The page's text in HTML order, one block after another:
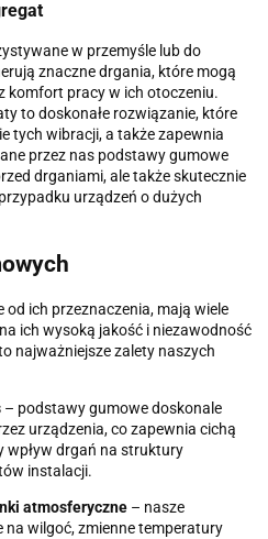
w przemyśle lub do
znaczne drgania, które mogą
komfort pracy w ich otoczeniu.
to doskonałe rozwiązanie, które
tych wibracji, a także zapewnia
przez nas podstawy gumowe
drganiami, ale także skutecznie
urządzeń o dużych
od ich przeznaczenia, mają wiele
ich wysoką jakość i niezawodność
najważniejsze zalety naszych
– podstawy gumowe doskonale
urządzenia, co zapewnia cichą
wpływ drgań na struktury
instalacji.
atmosferyczne – nasze
wilgoć, zmienne temperatury